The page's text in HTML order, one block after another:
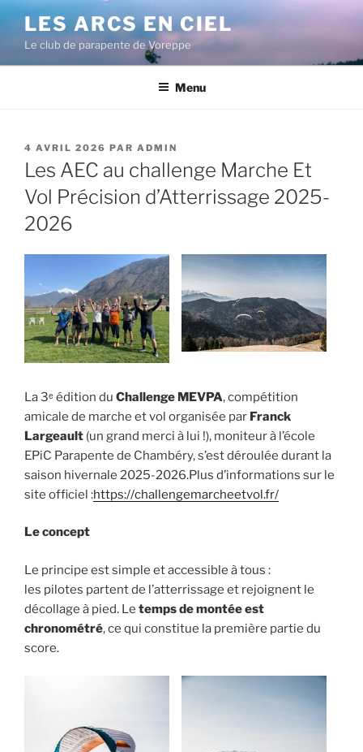
Aller
contenu
principal
LES ARCS EN CIEL
Le club de parapente de Voreppe
Menu
PUBLIÉ
LE
4 AVRIL 2026 PAR ADMIN
Les AEC au challenge Marche Et
Vol Précision d’Atterrissage 2025-
2026
La 3ᵉ édition du Challenge MEVPA, compétition
amicale de marche et vol organisée par Franck
Largeault (un grand merci à lui !), moniteur à l’école
EPiC Parapente de Chambéry, s’est déroulée durant la
saison hivernale 2025-2026.Plus d’informations sur le
site officiel :https://challengemarcheetvol.fr/
Le concept
Le principe est simple et accessible à tous :
les pilotes partent de l’atterrissage et rejoignent le
décollage à pied. Le temps de montée est
chronométré, ce qui constitue la première partie du
score.